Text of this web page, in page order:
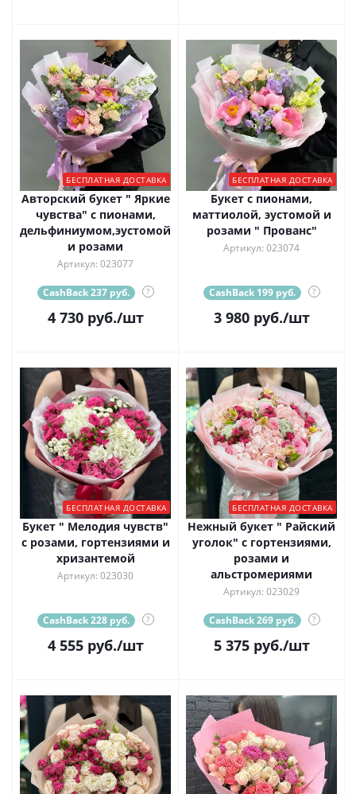
БЕСПЛАТНАЯ ДОСТАВКА
Авторский букет " Яркие
чувства" с пионами,
дельфиниумом,эустомой
и розами
Артикул: 023077
CashBack 237 руб. ?
4 730руб./шт
БЕСПЛАТНАЯ ДОСТАВКА
Букет с пионами,
маттиолой, эустомой и
розами " Прованс"
Артикул: 023074
CashBack 199 руб. ?
3 980руб./шт
БЕСПЛАТНАЯ ДОСТАВКА
Букет " Мелодия чувств"
с розами, гортензиями и
хризантемой
Артикул: 023030
CashBack 228 руб. ?
4 555руб./шт
БЕСПЛАТНАЯ ДОСТАВКА
Нежный букет " Райский
уголок" с гортензиями,
розами и
альстромериями
Артикул: 023029
CashBack 269 руб. ?
5 375руб./шт